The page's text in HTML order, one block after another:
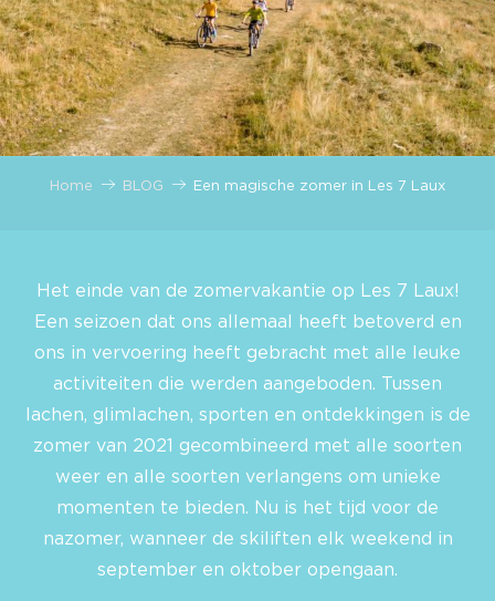
Home BLOG Een magische zomer in Les 7 Laux
Het einde van de zomervakantie op Les 7 Laux!
Een seizoen dat ons allemaal heeft betoverd en
ons in vervoering heeft gebracht met alle leuke
activiteiten die werden aangeboden. Tussen
lachen, glimlachen, sporten en ontdekkingen is de
zomer van 2021 gecombineerd met alle soorten
weer en alle soorten verlangens om unieke
momenten te bieden. Nu is het tijd voor de
nazomer, wanneer de skiliften elk weekend in
september en oktober opengaan.